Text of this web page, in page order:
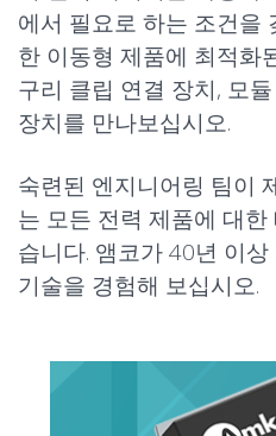
에서 필요로 하는 조건을
한 이동형 제품에 최적화
구리 클립 연결 장치, 모
장치를 만나보십시오.
숙련된 엔지니어링 팀이
는 모든 전력 제품에 대한
습니다. 앰코가 40년 이
기술을 경험해 보십시오.